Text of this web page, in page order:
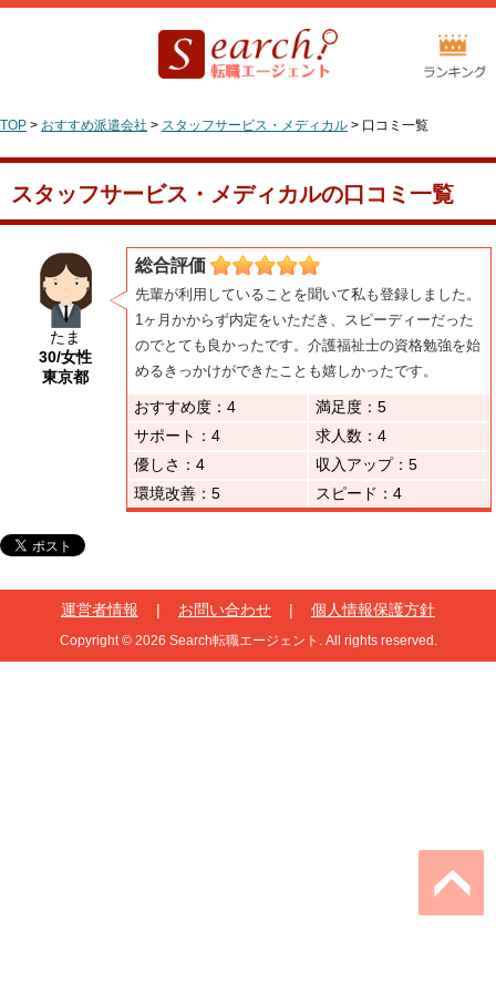
TOP > おすすめ派遣会社 > スタッフサービス・メディカル > 口コミ一覧
スタッフサービス・メディカルの口コミ一覧
たま
30/女性
東京都
総合評価
先輩が利用していることを聞いて私も登録しました。
1ヶ月かからず内定をいただき、スピーディーだった
のでとても良かったです。介護福祉士の資格勉強を始
めるきっかけができたことも嬉しかったです。
おすすめ度：4
満足度：5
サポート：4
求人数：4
優しさ：4
収入アップ：5
環境改善：5
スピード：4
運営者情報 | お問い合わせ | 個人情報保護方針
Copyright © 2026 Search転職エージェント. All rights reserved.